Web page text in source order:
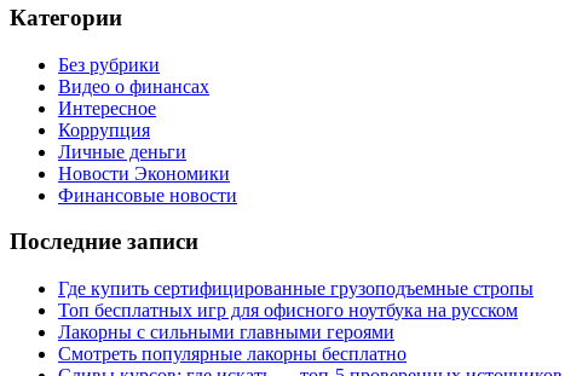
Категории
Без рубрики
Видео о финансах
Интересное
Коррупция
Личные деньги
Новости Экономики
Финансовые новости
Последние записи
Где купить сертифицированные грузоподъемные стропы
Топ бесплатных игр для офисного ноутбука на русском
Лакорны с сильными главными героями
Смотреть популярные лакорны бесплатно